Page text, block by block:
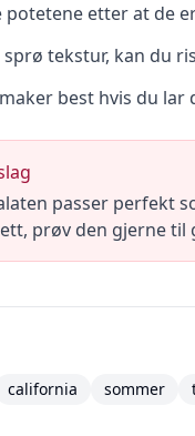
potetene etter at de
sprø tekstur, kan du
best hvis du
passer perfekt
prøv den gjerne til
california sommer